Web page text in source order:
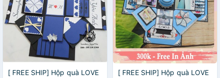
[ FREE SHIP] Hộp quà LOVE
[ FREE SHIP] Hộp quà LOVE